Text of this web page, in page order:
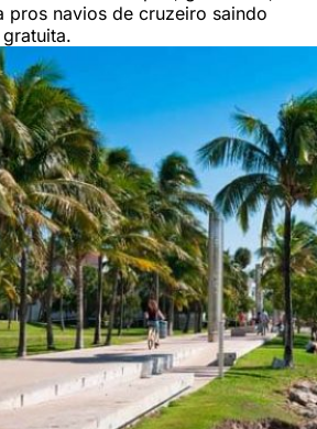
pros navios de cruzeiro saindo